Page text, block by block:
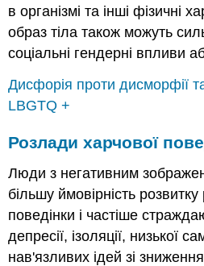
в організмі та інші фізичні
образ тіла також можуть
соціальні гендерні впливи
Дисфорія проти дисморфії
LBGTQ +
Розлади харчової
Люди з негативним
більшу ймовірність
поведінки і частіше
депресії, ізоляції, низької
нав'язливих ідей зі